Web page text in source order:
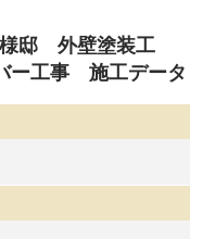
邸 外壁塗装工
ー工事 施工データ